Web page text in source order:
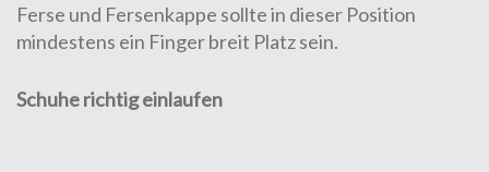
Ferse und Fersenkappe sollte in dieser Position
mindestens ein Finger breit Platz sein.
Schuhe richtig einlaufen